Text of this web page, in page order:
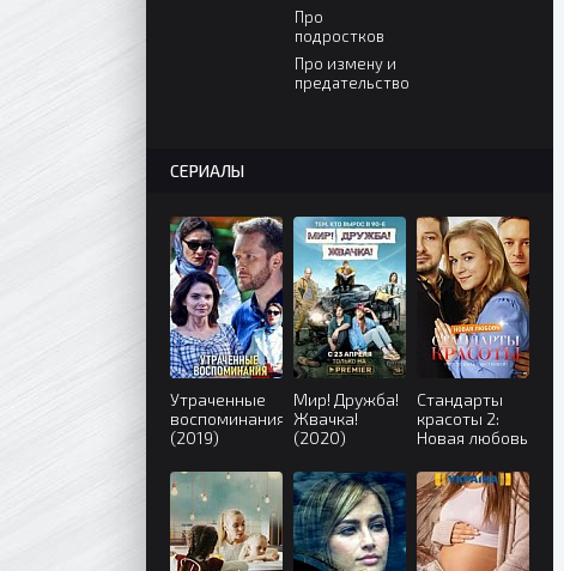
Про
подростков
Про измену и
предательство
СЕРИАЛЫ
Утраченные
воспоминания
(2019)
Мир! Дружба!
Жвачка!
(2020)
Стандарты
красоты 2:
Новая любовь